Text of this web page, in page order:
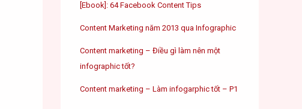
[Ebook]: 64 Facebook Content Tips
Content Marketing năm 2013 qua Infographic
Content marketing – Điều gì làm nên một
infographic tốt?
Content marketing – Làm infogarphic tốt – P1